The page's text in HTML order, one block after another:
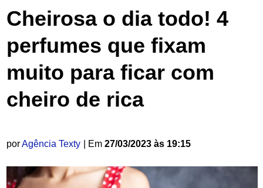
Cheirosa o dia todo! 4
perfumes que fixam
muito para ficar com
cheiro de rica
porAgência Texty | Em 27/03/2023 às 19:15